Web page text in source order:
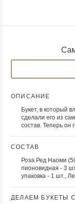
ОПИСАНИЕ
Букет, в который
сделали его из
состав. Теперь он
СОСТАВ
Роза Ред Наоми
пионовидная - 3
упаковка - 1 шт.,
ДЕЛАЕМ БУКЕТЫ